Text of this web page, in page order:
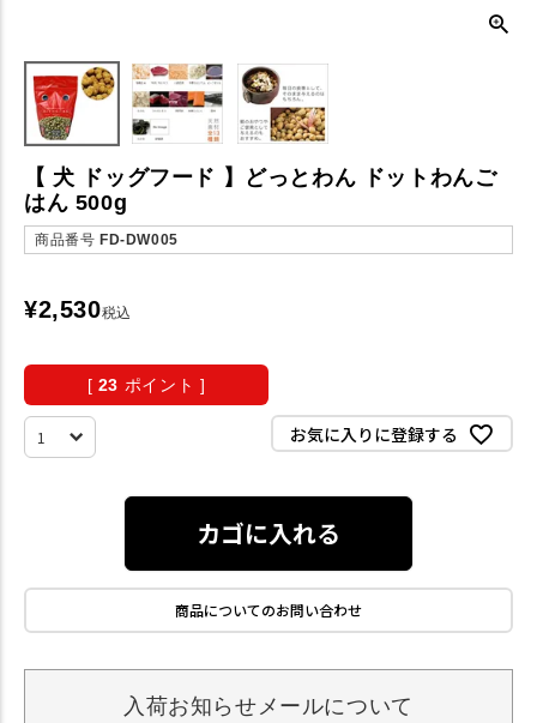
【 犬 ドッグフード 】どっとわん ドットわんご
はん 500g
商品番号 FD-DW005
¥2,530税込
[ 23 ポイント ]
お気に入りに登録する
カゴに入れる
商品についてのお問い合わせ
入荷お知らせメールについて